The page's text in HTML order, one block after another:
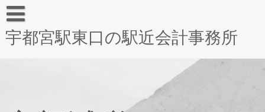
宇都宮駅東口の駅近会計事務所